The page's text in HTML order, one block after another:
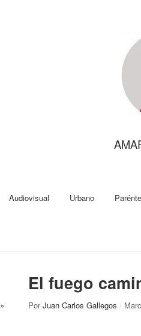
Audiovisual Urbano
El fuego
Por Juan Carlos Gallegos /